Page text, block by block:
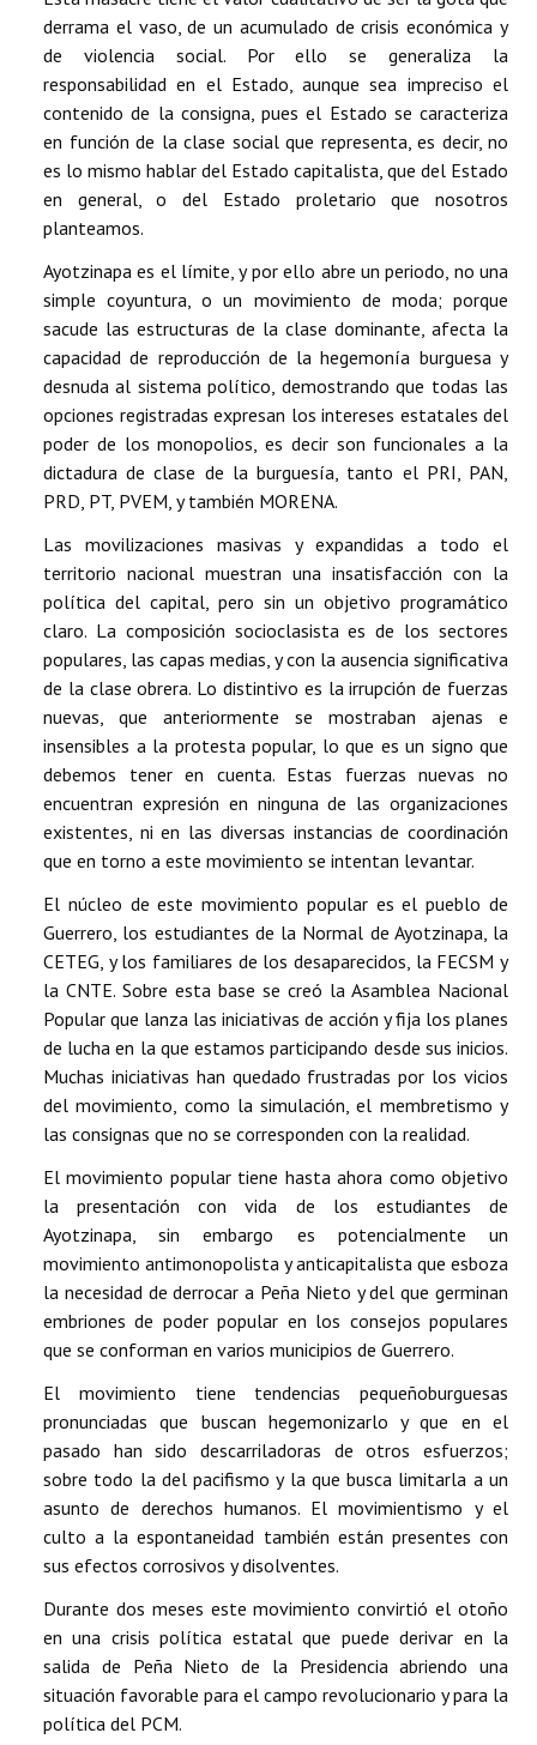
derrama el vaso, de un acumulado de crisis económica y
de violencia social. Por ello se generaliza la
responsabilidad en el Estado, aunque sea impreciso el
contenido de la consigna, pues el Estado se caracteriza
en función de la clase social que representa, es decir, no
es lo mismo hablar del Estado capitalista, que del Estado
en general, o del Estado proletario que nosotros
planteamos.
Ayotzinapa es el límite, y por ello abre un periodo, no una
simple coyuntura, o un movimiento de moda; porque
sacude las estructuras de la clase dominante, afecta la
capacidad de reproducción de la hegemonía burguesa y
desnuda al sistema político, demostrando que todas las
opciones registradas expresan los intereses estatales del
poder de los monopolios, es decir son funcionales a la
dictadura de clase de la burguesía, tanto el PRI, PAN,
PRD, PT, PVEM, y también MORENA.
Las movilizaciones masivas y expandidas a todo el
territorio nacional muestran una insatisfacción con la
política del capital, pero sin un objetivo programático
claro. La composición socioclasista es de los sectores
populares, las capas medias, y con la ausencia significativa
de la clase obrera. Lo distintivo es la irrupción de fuerzas
nuevas, que anteriormente se mostraban ajenas e
insensibles a la protesta popular, lo que es un signo que
debemos tener en cuenta. Estas fuerzas nuevas no
encuentran expresión en ninguna de las organizaciones
existentes, ni en las diversas instancias de coordinación
que en torno a este movimiento se intentan levantar.
El núcleo de este movimiento popular es el pueblo de
Guerrero, los estudiantes de la Normal de Ayotzinapa, la
CETEG, y los familiares de los desaparecidos, la FECSM y
la CNTE. Sobre esta base se creó la Asamblea Nacional
Popular que lanza las iniciativas de acción y fija los planes
de lucha en la que estamos participando desde sus inicios.
Muchas iniciativas han quedado frustradas por los vicios
del movimiento, como la simulación, el membretismo y
las consignas que no se corresponden con la realidad.
El movimiento popular tiene hasta ahora como objetivo
la presentación con vida de los estudiantes de
Ayotzinapa, sin embargo es potencialmente un
movimiento antimonopolista y anticapitalista que esboza
la necesidad de derrocar a Peña Nieto y del que germinan
embriones de poder popular en los consejos populares
que se conforman en varios municipios de Guerrero.
El movimiento tiene tendencias pequeñoburguesas
pronunciadas que buscan hegemonizarlo y que en el
pasado han sido descarriladoras de otros esfuerzos;
sobre todo la del pacifismo y la que busca limitarla a un
asunto de derechos humanos. El movimientismo y el
culto a la espontaneidad también están presentes con
sus efectos corrosivos y disolventes.
Durante dos meses este movimiento convirtió el otoño
en una crisis política estatal que puede derivar en la
salida de Peña Nieto de la Presidencia abriendo una
situación favorable para el campo revolucionario y para la
política del PCM.